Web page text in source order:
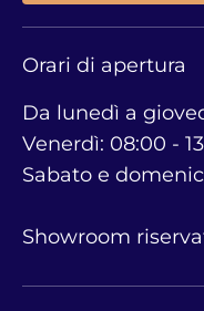
Orari di apertura
Da lunedì a
Venerdì: 08:00 -
Sabato e
Showroom